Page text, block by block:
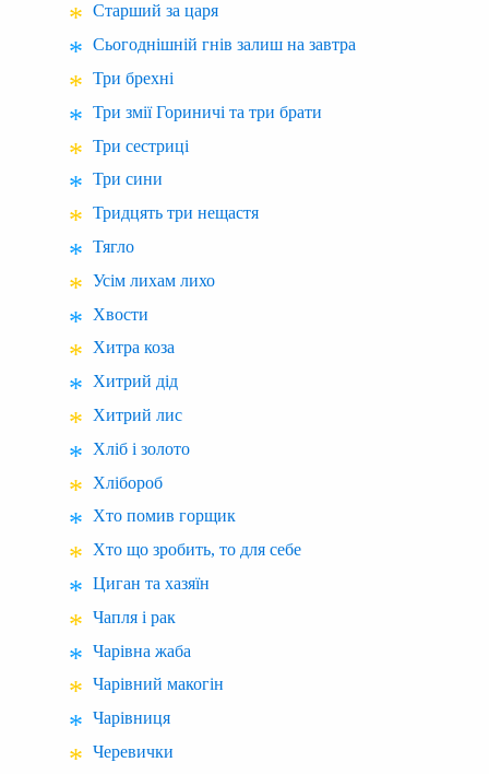
Старший за царя
Сьогоднішній гнів залиш на завтра
Три брехні
Три змії Гориничі та три брати
Три сестриці
Три сини
Тридцять три нещастя
Тягло
Усім лихам лихо
Хвости
Хитра коза
Хитрий дід
Хитрий лис
Хліб і золото
Хлібороб
Хто помив горщик
Хто що зробить, то для себе
Циган та хазяїн
Чапля і рак
Чарівна жаба
Чарівний макогін
Чарівниця
Черевички